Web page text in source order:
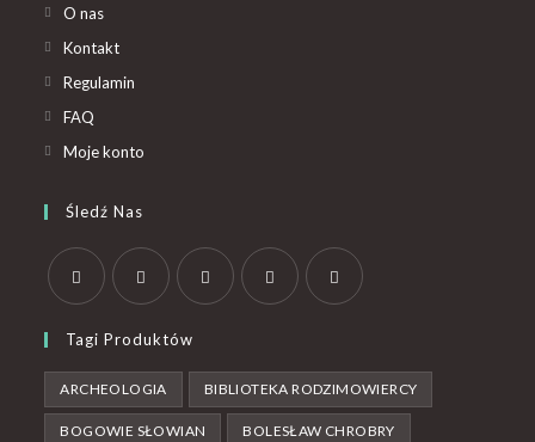
O nas
Kontakt
Regulamin
FAQ
Moje konto
Śledź Nas
Tagi Produktów
ARCHEOLOGIA BIBLIOTEKA RODZIMOWIERCY
BOGOWIE SŁOWIAN BOLESŁAW CHROBRY